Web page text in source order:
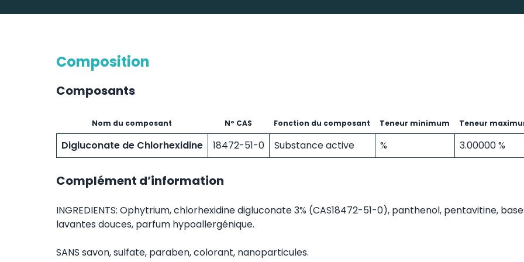
Composition
Composants
Nom du composant N° CAS Fonction du composant Teneur minimum Teneur
Digluconate de Chlorhexidine 18472-51-0 Substance active % 3.00000 %
Complément d’information
INGREDIENTS: Ophytrium, chlorhexidine digluconate 3% (CAS18472-51-0), panthenol, pentavitine,
lavantes douces, parfum hypoallergénique.
SANS savon, sulfate, paraben, colorant, nanoparticules.